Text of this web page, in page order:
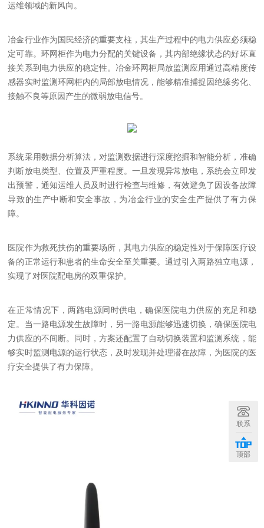
运维领域的新风向。
冶金行业作为国民经济的重要支柱，其生产过程中的电力供应必须稳
定可靠。环网柜作为电力分配的关键设备，其内部绝缘状态的好坏直
接关系到电力供应的稳定性。冶金环网柜局放监测应用通过高精度传
感器实时监测环网柜内的局部放电情况，能够精准捕捉因绝缘劣化、
接触不良等原因产生的微弱放电信号。
系统采用数据分析算法，对监测数据进行深度挖掘和智能分析，准确
判断放电类型、位置及严重程度。一旦发现异常放电，系统会立即发
出预警，通知运维人员及时进行检查与维修，有效避免了因设备故障
导致的生产中断和安全事故，为冶金行业的安全生产提供了有力保
障。
医院作为救死扶伤的重要场所，其电力供应的稳定性对于保障医疗设
备的正常运行和患者的生命安全至关重要。通过引入两路独立电源，
实现了对医院配电房的双重保护。
在正常情况下，两路电源同时供电，确保医院电力供应的充足和稳
定。当一路电源发生故障时，另一路电源能够迅速切换，确保医院电
力供应的不间断。同时，方案还配置了自动切换装置和监测系统，能
够实时监测电源的运行状态，及时发现并处理潜在故障，为医院的医
疗安全提供了有力保障。
联系
顶部